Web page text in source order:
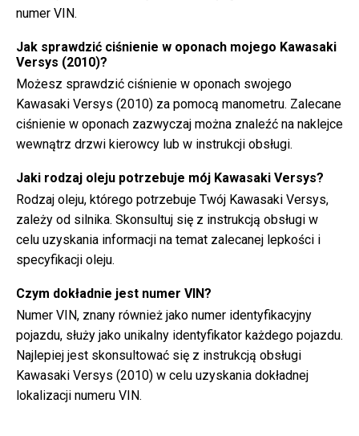
numer VIN.
Jak sprawdzić ciśnienie w oponach mojego Kawasaki
Versys (2010)?
Możesz sprawdzić ciśnienie w oponach swojego
Kawasaki Versys (2010) za pomocą manometru. Zalecane
ciśnienie w oponach zazwyczaj można znaleźć na naklejce
wewnątrz drzwi kierowcy lub w instrukcji obsługi.
Jaki rodzaj oleju potrzebuje mój Kawasaki Versys?
Rodzaj oleju, którego potrzebuje Twój Kawasaki Versys,
zależy od silnika. Skonsultuj się z instrukcją obsługi w
celu uzyskania informacji na temat zalecanej lepkości i
specyfikacji oleju.
Czym dokładnie jest numer VIN?
Numer VIN, znany również jako numer identyfikacyjny
pojazdu, służy jako unikalny identyfikator każdego pojazdu.
Najlepiej jest skonsultować się z instrukcją obsługi
Kawasaki Versys (2010) w celu uzyskania dokładnej
lokalizacji numeru VIN.